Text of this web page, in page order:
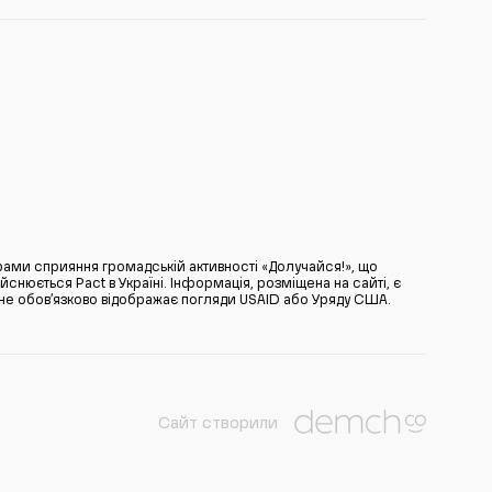
сприяння громадській активності «Долучайся!», що
Pact в Україні. Інформація, розміщена на сайті, є
обов’язково відображає погляди USAID або Уряду США.
Сайт створили